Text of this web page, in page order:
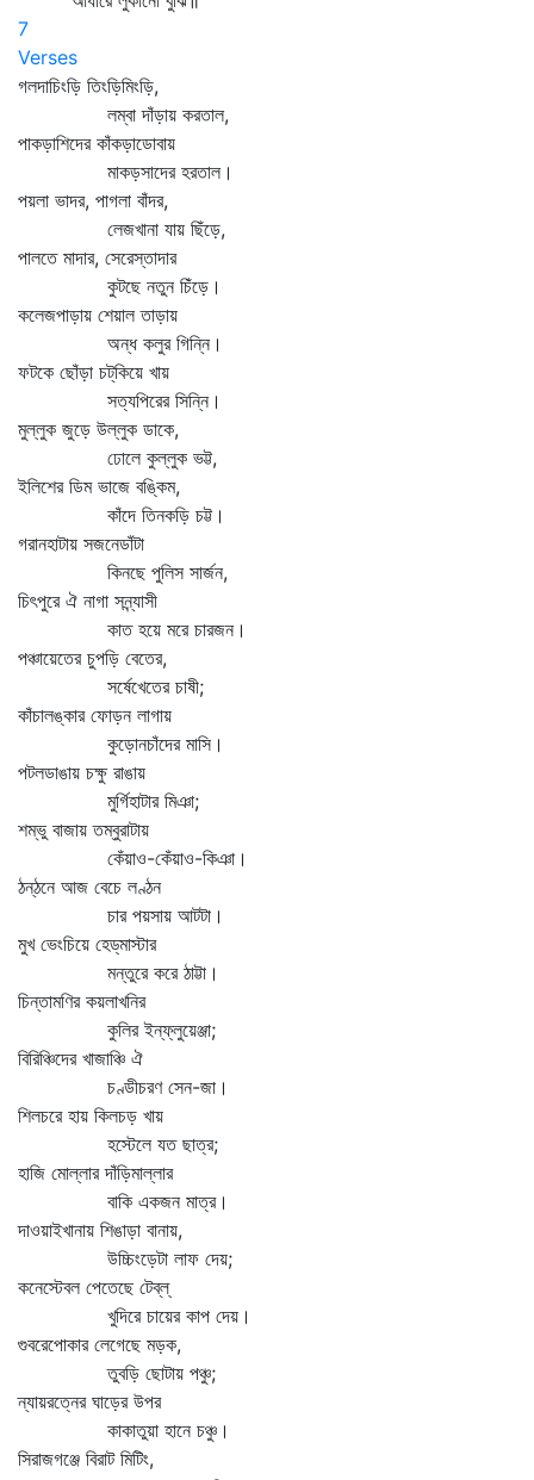
7
Verses
গলদাচিংড়ি তিংড়িমিংড়ি,
লম্বা দাঁড়ায় করতাল,
পাকড়াশিদের কাঁকড়াডোবায়
মাকড়সাদের হরতাল।
পয়লা ভাদর, পাগলা বাঁদর,
লেজখানা যায় ছিঁড়ে,
পালতে মাদার, সেরেস্তাদার
কুটছে নতুন চিঁড়ে।
কলেজপাড়ায় শেয়াল তাড়ায়
অন্ধ কলুর গিন্নি।
ফটকে ছোঁড়া চট্‌কিয়ে খায়
সত্যপিরের সিন্নি।
মুল্লুক জুড়ে উল্লুক ডাকে,
ঢোলে কুল্লুক ভট্ট,
ইলিশের ডিম ভাজে বঙ্কিম,
কাঁদে তিনকড়ি চট্ট।
গরানহাটায় সজনেডাঁটা
কিনছে পুলিস সার্জন,
চিৎপুরে ঐ নাগা সন্ন্যাসী
কাত হয়ে মরে চারজন।
পঞ্চায়েতের চুপড়ি বেতের,
সর্ষেখেতের চাষী;
কাঁচালঙ্কার ফোড়ন লাগায়
কুড়োনচাঁদের মাসি।
পটলডাঙায় চক্ষু রাঙায়
মুর্গিহাটার মিঞা;
শম্ভু বাজায় তম্বুরাটায়
কেঁয়াও-কেঁয়াও-কিঞা।
ঠন্‌ঠনে আজ বেচে লণ্ঠন
চার পয়সায় আটটা।
মুখ ভেংচিয়ে হেড্‌মাস্টার
মন্তুরে করে ঠাট্টা।
চিন্তামণির কয়লাখনির
কুলির ইন্‌ফ্লুয়েঞ্জা;
বিরিঞ্চিদের খাজাঞ্চি ঐ
চণ্ডীচরণ সেন-জা।
শিলচরে হায় কিলচড় খায়
হস্টেলে যত ছাত্র;
হাজি মোল্লার দাঁড়িমাল্লার
বাকি একজন মাত্র।
দাওয়াইখানায় শিঙাড়া বানায়,
উচ্চিংড়েটা লাফ দেয়;
কনেস্টেবল পেতেছে টেব্‌ল্‌
খুদিরে চায়ের কাপ দেয়।
গুবরেপোকার লেগেছে মড়ক,
তুবড়ি ছোটায় পঞ্চু;
ন্যায়রত্নের ঘাড়ের উপর
কাকাতুয়া হানে চঞ্চু।
সিরাজগঞ্জে বিরাট মিটিং,